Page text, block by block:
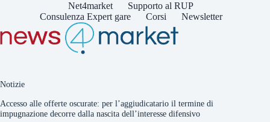
Net4market
Supporto al RUP
Consulenza Expert gare
Corsi Newsletter
Notizie
Accesso alle offerte oscurate: per l’aggiudicatario il termine di
impugnazione decorre dalla nascita dell’interesse difensivo